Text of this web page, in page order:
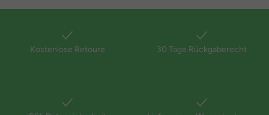
Kostenlose Retoure 30 Tage Rückgaberecht